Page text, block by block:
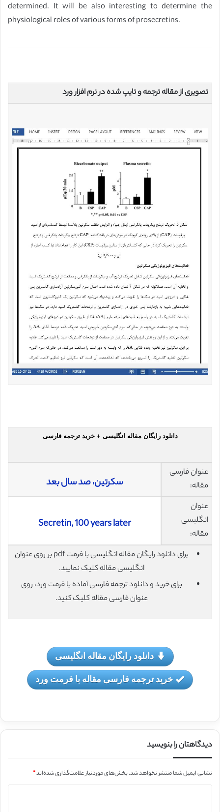
determined. It will be also interesting to determine the
physiological roles of various forms of prosecretins.
تصویری از مقاله ترجمه و تایپ شده در نرم افزار ورد
دانلود رایگان مقاله انگلیسی + خرید ترجمه فارسی
عنوان فارسی
مقاله:
سکرتین، صد سال بعد
عنوان
انگلیسی
مقاله:
Secretin, 100 years later
برای دانلود رایگان مقاله انگلیسی با فرمت pdf بر روی عنوان
انگلیسی مقاله کلیک نمایید.
برای خرید و دانلود ترجمه فارسی آماده با فرمت ورد، روی
عنوان فارسی مقاله کلیک کنید.
دانلود رایگان مقاله انگلیسی
خرید ترجمه فارسی مقاله با فرمت ورد
دیدگاهتان را بنویسید
نشانی ایمیل شما منتشر نخواهد شد.بخش‌های موردنیاز علامت‌گذاری شده‌اند*